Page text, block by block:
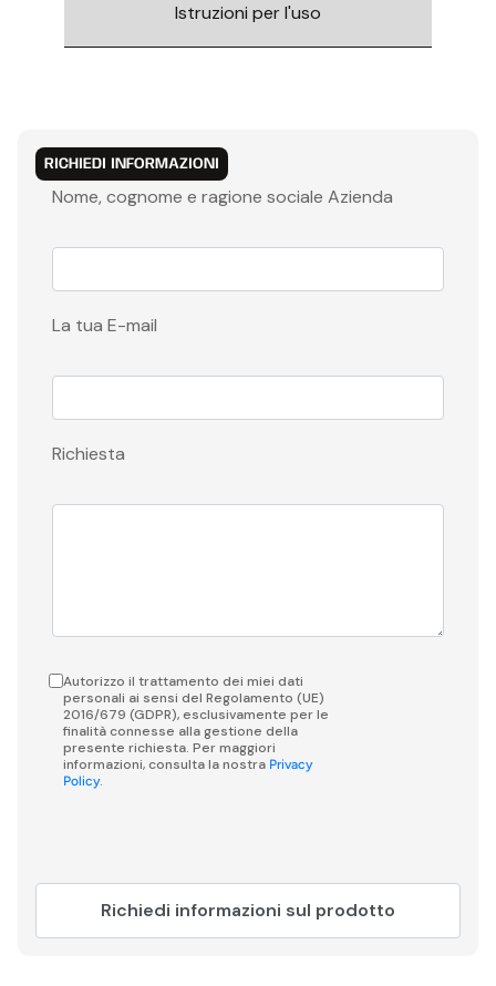
Istruzioni per l'uso
RICHIEDI INFORMAZIONI
Nome, cognome e ragione sociale Azienda
La tua E-mail
Richiesta
Autorizzo il trattamento dei miei dati
personali ai sensi del Regolamento (UE)
2016/679 (GDPR), esclusivamente per le
finalità connesse alla gestione della
presente richiesta. Per maggiori
informazioni, consulta la nostra Privacy
Policy.